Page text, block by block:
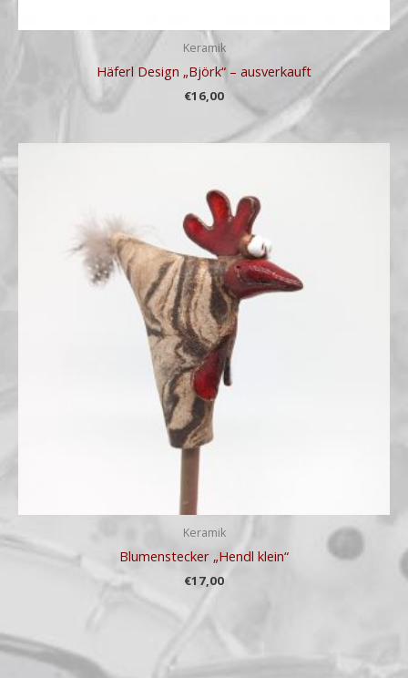
Keramik
Häferl Design „Björk“ – ausverkauft
€16,00
Keramik
Blumenstecker „Hendl klein“
€17,00